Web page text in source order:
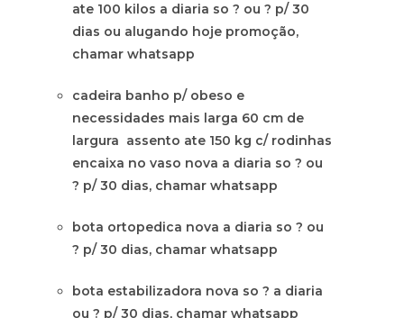
ate 100 kilos a diaria so ? ou ? p/ 30
dias ou alugando hoje promoção,
chamar whatsapp
cadeira banho p/ obeso e
necessidades mais larga 60 cm de
largura assento ate 150 kg c/ rodinhas
encaixa no vaso nova a diaria so ? ou
? p/ 30 dias, chamar whatsapp
bota ortopedica nova a diaria so ? ou
? p/ 30 dias, chamar whatsapp
bota estabilizadora nova so ? a diaria
ou ? p/ 30 dias, chamar whatsapp